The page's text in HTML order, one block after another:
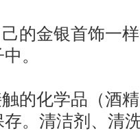
金银首饰一样
。
化学品（酒精
。清洁剂、清